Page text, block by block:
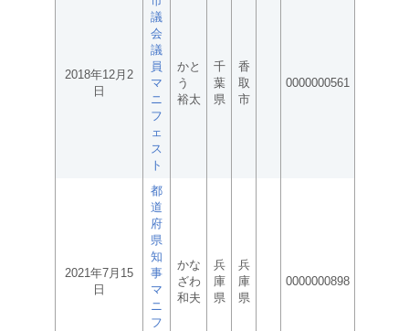
2018年12月2
日
議
会
議
員
マ
ニ
フ
ェ
ス
ト
かと
う
裕太
千
葉
県
香
取
市
0000000561
2021年7月15
日
都
道
府
県
知
事
マ
ニ
フ
かな
ざわ
和夫
兵
庫
県
兵
庫
県
0000000898